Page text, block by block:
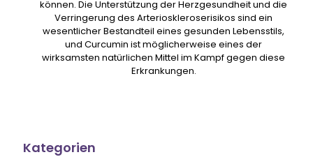
können. Die Unterstützung der Herzgesundheit und die
Verringerung des Arterioskleroserisikos sind ein
wesentlicher Bestandteil eines gesunden Lebensstils,
und Curcumin ist möglicherweise eines der
wirksamsten natürlichen Mittel im Kampf gegen diese
Erkrankungen.
Kategorien